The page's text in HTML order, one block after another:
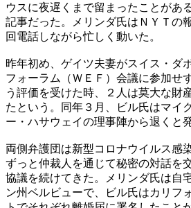
ウスに夜遅くまで留まったことがあ
記事だった。メリンダ氏はＮＹＴの
回電話しながら忙しく動いた。
昨年初め、ゲイツ夫妻がスイス・ダ
フォーラム（ＷＥＦ）会議に参加せ
う評価を受けた時、２人は莫大な財
たという。同年３月、ビル氏はマイ
ー・ハサウェイの理事陣から退くと
両側弁護団は新型コロナウイルス感
ずっと仲裁人を通じて秘密の対話を
協議を続けてきた。メリンダ氏は自
ン州ベルビューで、ビル氏はカリフ